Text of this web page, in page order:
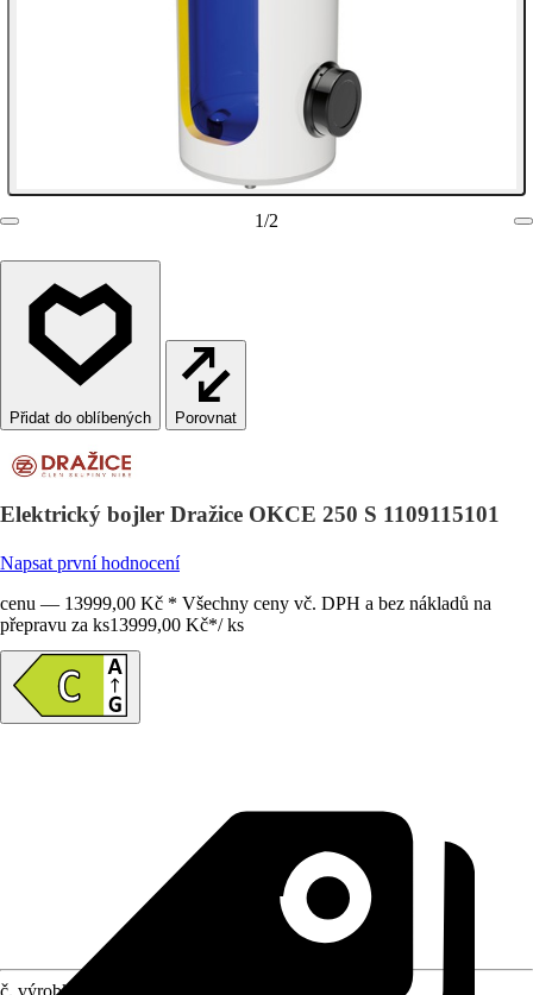
1/2
Porovnat
Elektrický bojler Dražice OKCE 250 S 1109115101
Napsat první hodnocení
cenu — 13999,00 Kč * Všechny ceny vč. DPH a bez nákladů na
přepravu za ks13999,00 Kč*/ ks
č. výrobku